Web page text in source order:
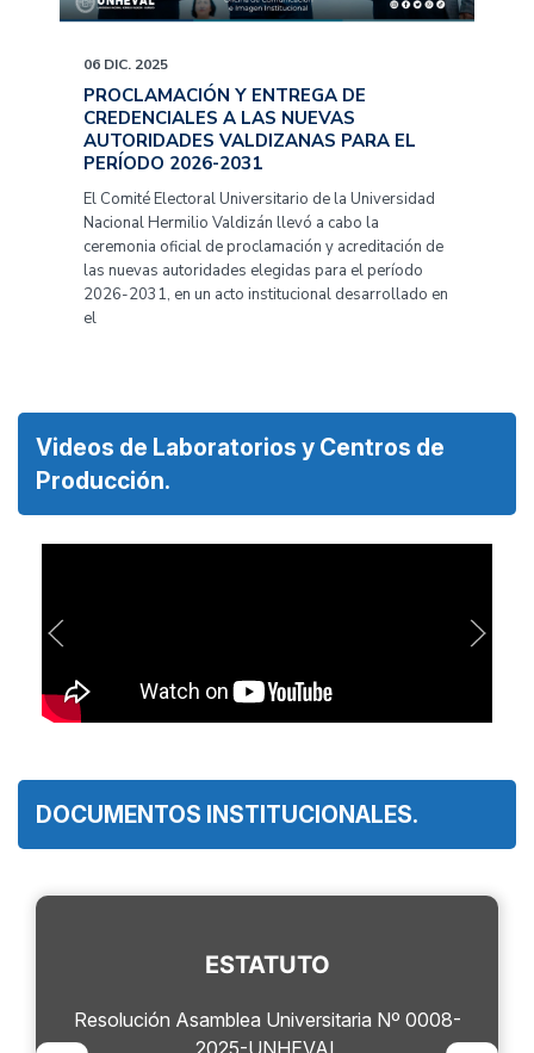
06 DIC. 2025
PROCLAMACIÓN Y ENTREGA DE
CREDENCIALES A LAS NUEVAS
AUTORIDADES VALDIZANAS PARA EL
PERÍODO 2026-2031
El Comité Electoral Universitario de la Universidad
Nacional Hermilio Valdizán llevó a cabo la
ceremonia oficial de proclamación y acreditación de
las nuevas autoridades elegidas para el período
2026-2031, en un acto institucional desarrollado en
el
Videos de Laboratorios y Centros de
Producción.
DOCUMENTOS INSTITUCIONALES.
ESTATUTO
Resolución Asamblea Universitaria Nº 0008-
2025-UNHEVAL